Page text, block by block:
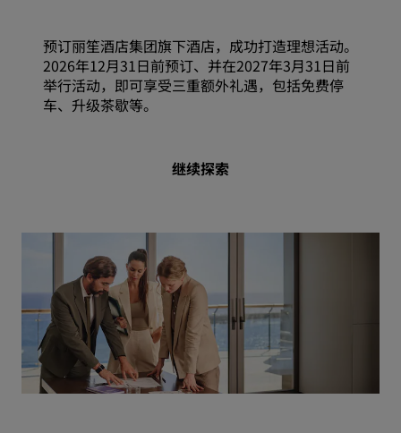
预订丽笙酒店集团旗下酒店，成功打造理想活动。
2026年12月31日前预订、并在2027年3月31日前
举行活动，即可享受三重额外礼遇，包括免费停
车、升级茶歇等。
继续探索